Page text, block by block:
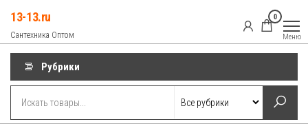
содержимому
13-13.ru
Сантехника Оптом
0
Меню
Рубрики